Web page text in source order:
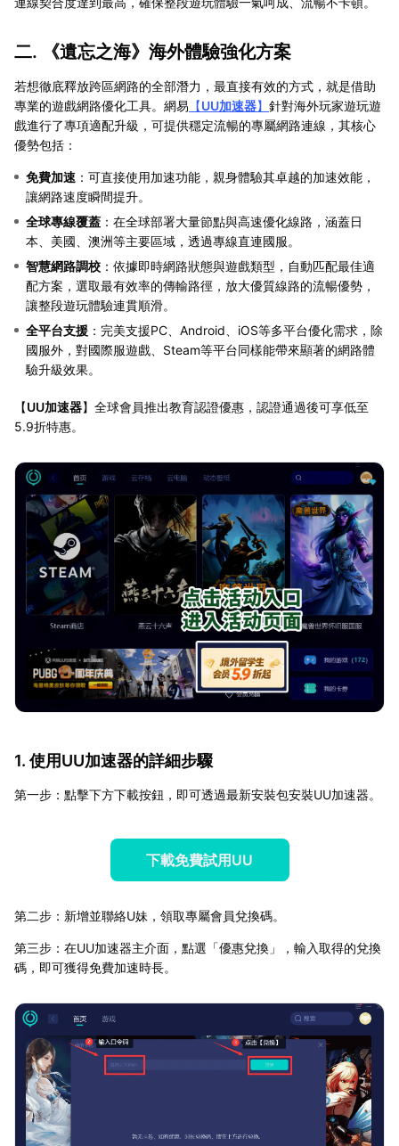
二. 《遺忘之海》海外體驗強化方案
若想徹底釋放跨區網路的全部潛力，最直接有效的方式，就是借助
專業的遊戲網路優化工具。網易 【UU加速器】 針對海外玩家遊玩遊
戲進行了專項適配升級，可提供穩定流暢的專屬網路連線，其核心
優勢包括：
免費加速 ：可直接使用加速功能，親身體驗其卓越的加速效能，
讓網路速度瞬間提升。
全球專線覆蓋 ‌：在全球部署大量節點與高速優化線路，涵蓋日
本、美國、澳洲等主要區域，透過專線直連國服。
智慧網路調校 ‌：依據即時網路狀態與遊戲類型，自動匹配最佳適
配方案，選取最有效率的傳輸路徑，放大優質線路的流暢優勢，
讓整段遊玩體驗連貫順滑。
全平台支援 ‌：完美支援PC、Android、iOS等多平台優化需求，除
國服外，對國際服遊戲、Steam等平台同樣能帶來顯著的網路體
驗升級效果。
【UU加速器】全球會員推出教育認證優惠，認證通過後可享低至
5.9折特惠。
1. 使用UU加速器的詳細步驟
第一步：點擊下方下載按鈕，即可透過最新安裝包安裝UU加速器。
下載免費試用UU
第二步：新增並聯絡U妹，領取專屬會員兌換碼。
第三步：在UU加速器主介面，點選「優惠兌換」，輸入取得的兌換
碼，即可獲得免費加速時長。